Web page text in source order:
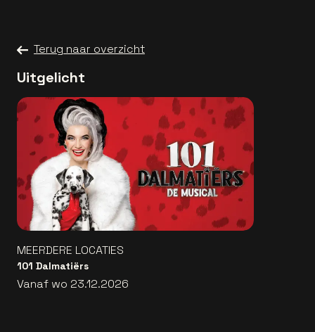
Terug naar overzicht
Uitgelicht
MEERDERE LOCATIES
101 Dalmatiërs
Vanaf wo 23.12.2026